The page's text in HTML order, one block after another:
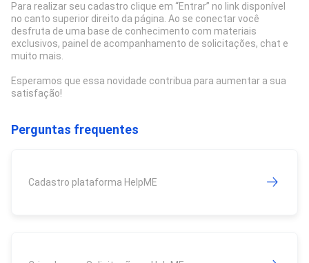
Para realizar seu cadastro clique em “Entrar” no link disponível
no canto superior direito da página. Ao se conectar você
desfruta de uma base de conhecimento com materiais
exclusivos, painel de acompanhamento de solicitações, chat e
muito mais.
Esperamos que essa novidade contribua para aumentar a sua
satisfação!
Perguntas frequentes
Cadastro plataforma HelpME